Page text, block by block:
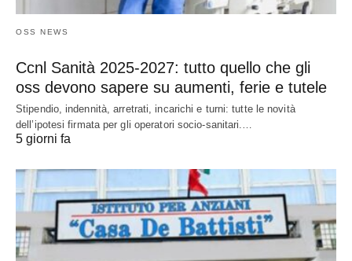
OSS NEWS
Ccnl Sanità 2025-2027: tutto quello che gli
oss devono sapere su aumenti, ferie e tutele
Stipendio, indennità, arretrati, incarichi e turni: tutte le novità
dell’ipotesi firmata per gli operatori socio-sanitari.…
5 giorni fa